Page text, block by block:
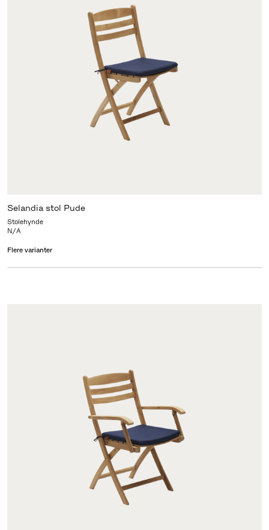
Selandia stol Pude
Stolehynde
N/A
Flere varianter